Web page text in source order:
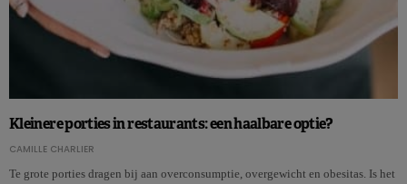
Kleinere porties in restaurants: een haalbare optie?
CAMILLE CHARLIER
Te grote porties dragen bij aan overconsumptie, overgewicht en obesitas. Is het